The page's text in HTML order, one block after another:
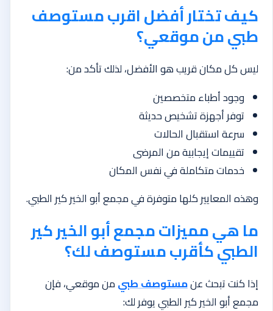
كيف تختار أفضل اقرب مستوصف
طبي من موقعي؟
ليس كل مكان قريب هو الأفضل، لذلك تأكد من:
وجود أطباء متخصصين
توفر أجهزة تشخيص حديثة
سرعة استقبال الحالات
تقييمات إيجابية من المرضى
خدمات متكاملة في نفس المكان
وهذه المعايير كلها متوفرة في مجمع أبو الخير كير الطبي.
ما هي مميزات مجمع أبو الخير كير
الطبي كأقرب مستوصف لك؟
إذا كنت تبحث عنمستوصف طبيمن موقعي، فإن
مجمع أبو الخير كير الطبي يوفر لك: